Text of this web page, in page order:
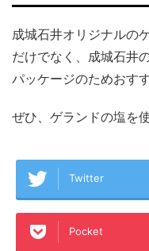
成城石井オリジナルの
だけでなく、成城石井
パッケージのためおす
ぜひ、ゲランドの塩を
Twitter
Pocket